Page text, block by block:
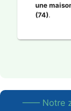
une
(74).
—— Notre